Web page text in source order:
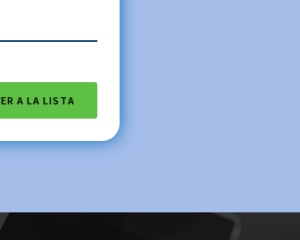
A LA LISTA